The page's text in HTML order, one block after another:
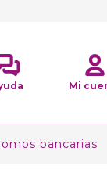
Mi
bancarias